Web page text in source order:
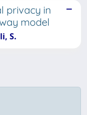
privacy in
model
S.